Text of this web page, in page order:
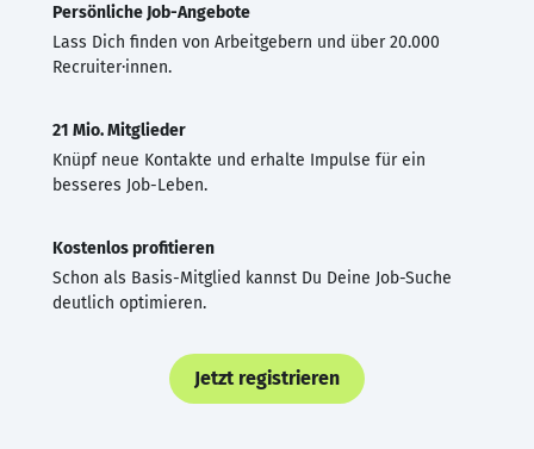
Persönliche Job-Angebote
Lass Dich finden von Arbeitgebern und über 20.000
Recruiter·innen.
21 Mio. Mitglieder
Knüpf neue Kontakte und erhalte Impulse für ein
besseres Job-Leben.
Kostenlos profitieren
Schon als Basis-Mitglied kannst Du Deine Job-Suche
deutlich optimieren.
Jetzt registrieren